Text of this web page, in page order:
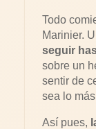
Todo
Marinier.
seguir
sobre un
sentir de
sea lo
Así pues,